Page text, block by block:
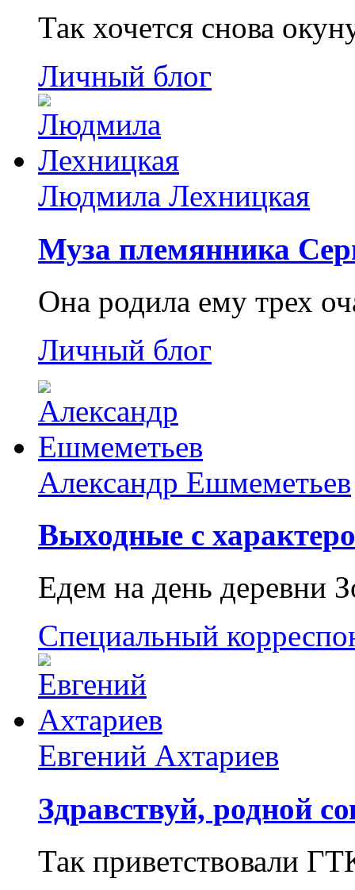
Так хочется снова
Личный блог
Людмила Лехницкая
Муза племянника
Она родила ему трех
Личный блог
Александр Ешмеметьев
Выходные с
Едем на день деревни
Специальный
Евгений Ахтариев
Здравствуй, родной
Так приветствовали